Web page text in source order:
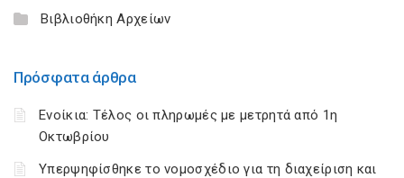
Βιβλιοθήκη Αρχείων
Πρόσφατα άρθρα
Ενοίκια: Τέλος οι πληρωμές με μετρητά από 1η
Οκτωβρίου
Υπερψηφίσθηκε το νομοσχέδιο για τη διαχείριση και